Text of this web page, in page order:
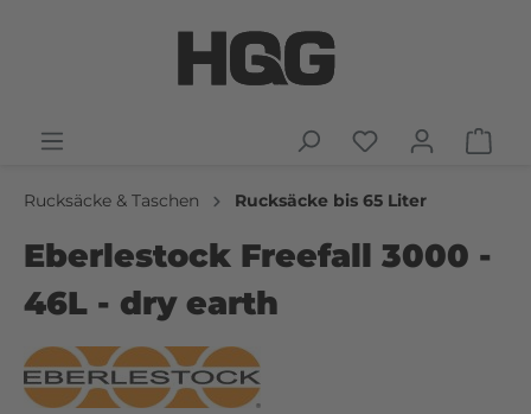
Rucksäcke & Taschen Rucksäcke bis 65 Liter
Eberlestock Freefall 3000 -
46L - dry earth